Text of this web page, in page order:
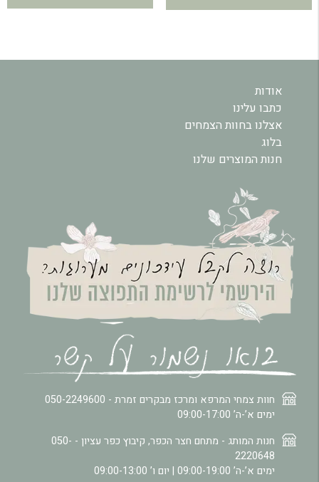
חוות צמחי המרפא ומרכז מבקרים זמרת - 050-2249600
ימים א’-ה’ 09:00-17:00
חנות המותג - מתחם חצר הכפר, קיבוץ כפר עציון - 050-
2220648
ימים א’-ה’ 09:00-19:00 | יום ו’ 09:00-13:00
אודות
כתבו עלינו
אצלנו בחוות הצמחים
בלוג
חנות המוצרים שלנו